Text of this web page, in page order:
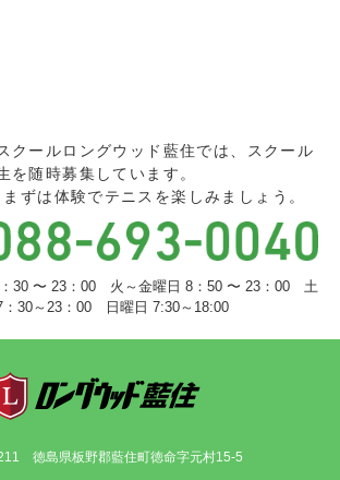
クールロングウッド藍住では、スクール
を随時募集しています。
ずは体験でテニスを楽しみましょう。
30 〜 23：00 火～金曜日 8：50 〜 23：00 土
：30～23：00 日曜日 7:30～18:00
徳島県板野郡藍住町徳命字元村15-5